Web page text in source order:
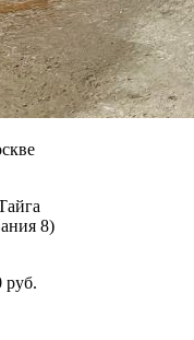
8)
руб.